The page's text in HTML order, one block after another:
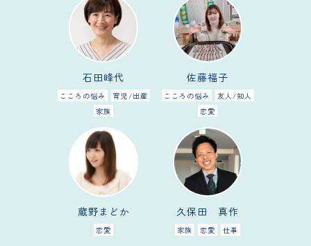
石田峰代
こころの悩み
育児/出産
家族
佐藤福子
こころの悩み
友人/知人
恋愛
蔵野まどか
恋愛
久保田 真作
家族 恋愛 仕事